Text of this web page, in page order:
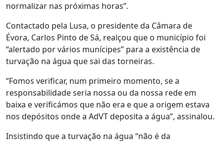
normalizar nas próximas horas”.
Contactado pela Lusa, o presidente da Câmara de
Évora, Carlos Pinto de Sá, realçou que o município foi
“alertado por vários munícipes” para a existência de
turvação na água que sai das torneiras.
“Fomos verificar, num primeiro momento, se a
responsabilidade seria nossa ou da nossa rede em
baixa e verificámos que não era e que a origem estava
nos depósitos onde a AdVT deposita a água”, assinalou.
Insistindo que a turvação na água “não é da